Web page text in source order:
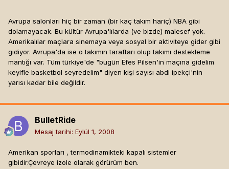
Avrupa salonları hiç bir zaman (bir kaç takım hariç) NBA gibi
dolamayacak. Bu kültür Avrupa'lılarda (ve bizde) malesef yok.
Amerikalılar maçlara sinemaya veya sosyal bir aktiviteye gider gibi
gidiyor. Avrupa'da ise o takımın taraftarı olup takımı destekleme
mantığı var. Tüm türkiye'de "bugün Efes Pilsen'in maçına gidelim
keyifle basketbol seyredelim" diyen kişi sayısı abdi ipekçi'nin
yarısı kadar bile değildir.
BulletRide
Mesaj tarihi: Eylül 1, 2008
Amerikan sporları , termodinamikteki kapalı sistemler
gibidir.Çevreye izole olarak görürüm ben.